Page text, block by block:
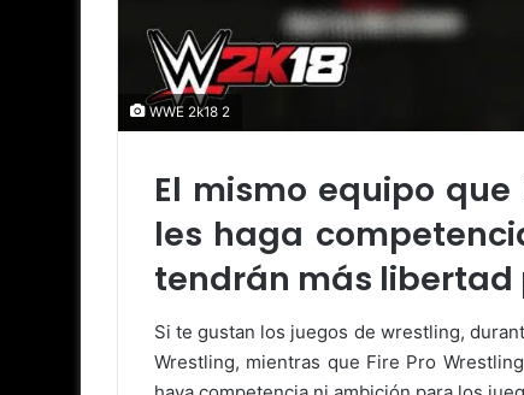
WWE 2k18 2
El mismo equipo
les haga
tendrán más libertad
Si te gustan los juegos de wrestling,
Wrestling, mientras que Fire Pro